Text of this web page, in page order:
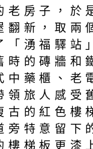
老房子，於
翻新，取兩
「湧福驛站
時的磚牆和
中藥櫃、老
領旅人感受
古的紅色樓
旁特意留下
樓梯板更漆